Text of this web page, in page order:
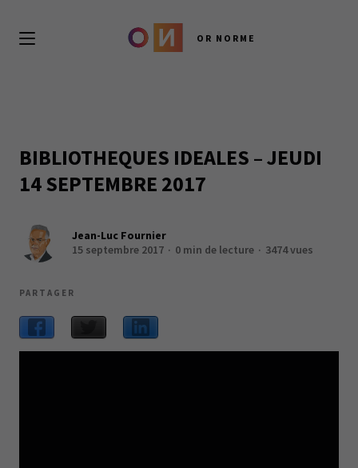
OR NORME
BIBLIOTHEQUES IDEALES – JEUDI
14 SEPTEMBRE 2017
Jean-Luc Fournier
15 septembre 2017
0 min de lecture 3474 vues
PARTAGER